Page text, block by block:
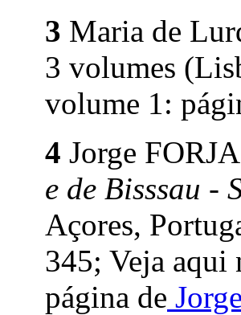
3 Maria de
3 volumes
volume 1:
4 Jorge
e de Bisssau -
Açores,
345; Veja aqui
página de